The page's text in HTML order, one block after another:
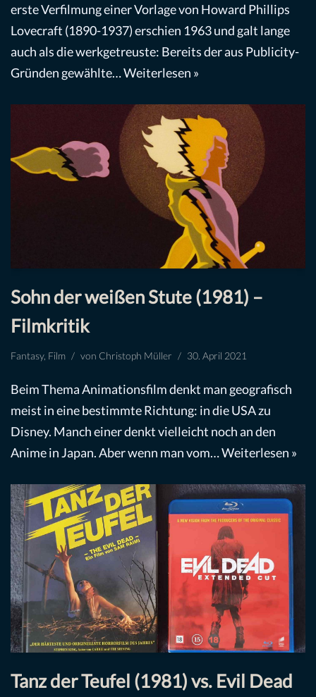
erste Verfilmung einer Vorlage von Howard Phillips
Lovecraft (1890-1937) erschien 1963 und galt lange
auch als die werkgetreuste: Bereits der aus Publicity-
Gründen gewählte…Weiterlesen »
Sohn der weißen Stute (1981) –
Filmkritik
Fantasy, Film von Christoph Müller 30. April 2021
Beim Thema Animationsfilm denkt man geografisch
meist in eine bestimmte Richtung: in die USA zu
Disney. Manch einer denkt vielleicht noch an den
Anime in Japan. Aber wenn man vom…Weiterlesen »
Tanz der Teufel (1981) vs. Evil Dead